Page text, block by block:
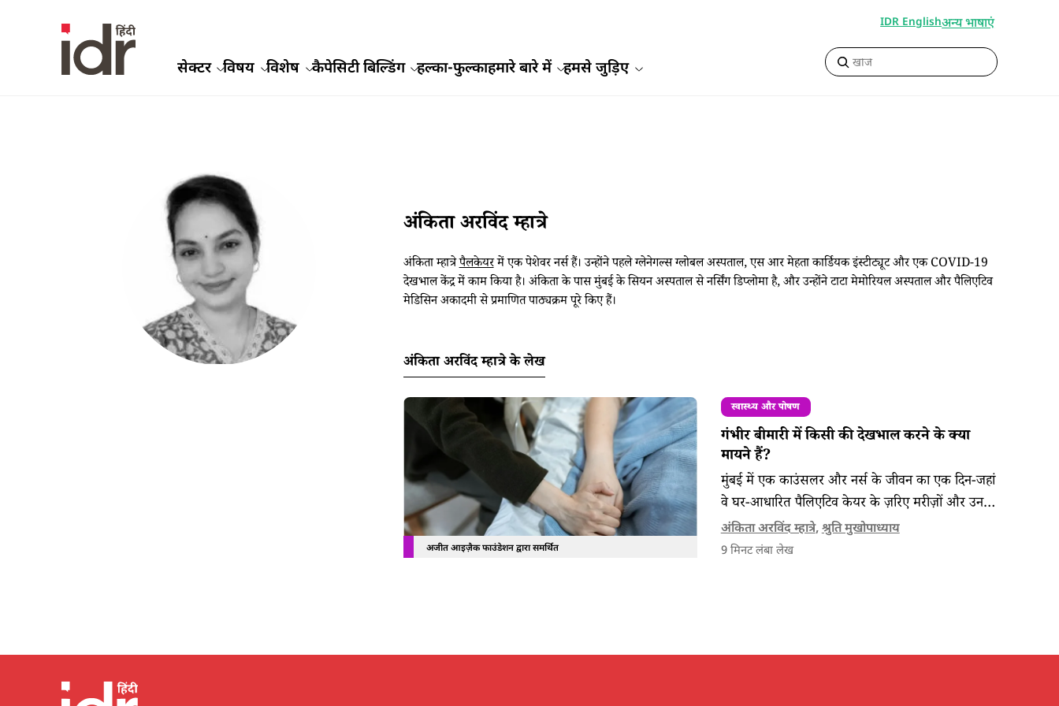
सेक्टर विषय विशेष कैपेसिटी बिल्डिंग हल्का-फुल्काहमारे बारे में हमसे जुड़िए
IDR Englishअन्य भाषाएं
अंकिता अरविंद म्हात्रे
अंकिता म्हात्रेपैलकेयरमें एक पेशेवर नर्स हैं। उन्होंने पहले ग्लेनेगल्स ग्लोबल अस्पताल, एस आर मेहता कार्डियक इंस्टीट्यूट और एक COVID-19
देखभाल केंद्र में काम किया है। अंकिता के पास मुंबई के सियन अस्पताल से नर्सिंग डिप्लोमा है, और उन्होंने टाटा मेमोरियल अस्पताल और पैलिएटिव
मेडिसिन अकादमी से प्रमाणित पाठ्यक्रम पूरे किए हैं।
अंकिता अरविंद म्हात्रे के लेख
स्वास्थ्य और पोषण
अजीत आइज़ैक फाउंडेशन द्वारा समर्थित
गंभीर बीमारी में किसी की देखभाल करने के क्या
मायने हैं?
मुंबई में एक काउंसलर और नर्स के जीवन का एक दिन-जहां
वे घर-आधारित पैलिएटिव केयर के ज़रिए मरीज़ों और उनके
परिवारों को बीमारी, क्षति और अनिश्चितता का सामना गरिमा
के साथ करने में सहारा देती हैं।
अंकिता अरविंद म्हात्रे, श्रुति मुखोपाध्याय
9मिनट लंबा लेख